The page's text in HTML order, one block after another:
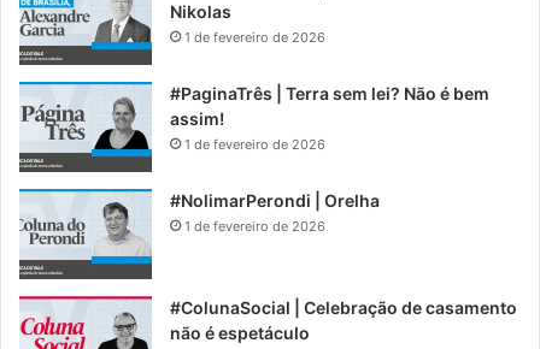
Nikolas
1 de fevereiro de 2026
#PaginaTrês | Terra sem lei? Não é bem
assim!
1 de fevereiro de 2026
#NolimarPerondi | Orelha
1 de fevereiro de 2026
#ColunaSocial | Celebração de casamento
não é espetáculo